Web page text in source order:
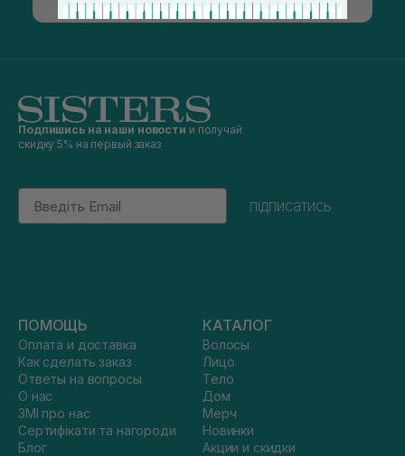
Подпишись на наши новости и получай
скидку 5% на первый заказ
Email
підписатись
ПОМОЩЬ
Оплата и доставка
Как сделать заказ
Ответы на вопросы
О нас
ЗМІ про нас
Сертифікати та нагороди
Блог
КАТАЛОГ
Волосы
Лицо
Тело
Дом
Мерч
Новинки
Акции и скидки